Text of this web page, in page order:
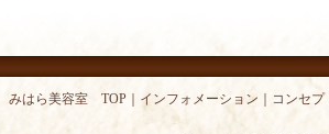
みはら美容室 TOP インフォメーション コンセプ